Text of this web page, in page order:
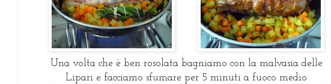
Una volta che è ben rosolata bagniamo con la malvasia delle
Lipari e facciamo sfumare per 5 minuti a fuoco medio